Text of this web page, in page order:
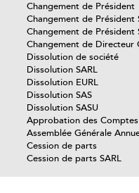
Changement de Président
Changement de Président
Changement de Président
Changement de Directeur
Dissolution de société
Dissolution SARL
Dissolution EURL
Dissolution SAS
Dissolution SASU
Approbation des Comptes
Assemblée Générale
Cession de parts
Cession de parts SARL